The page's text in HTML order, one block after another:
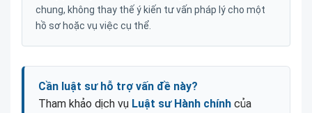
chung, không thay thế ý kiến tư vấn pháp lý cho một
hồ sơ hoặc vụ việc cụ thể.
Cần luật sư hỗ trợ vấn đề này?
Tham khảo dịch vụ Luật sư Hành chính của